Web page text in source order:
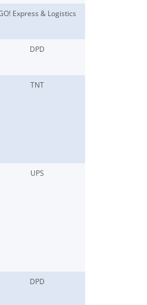
Express & Logistics
DPD
TNT
UPS
DPD